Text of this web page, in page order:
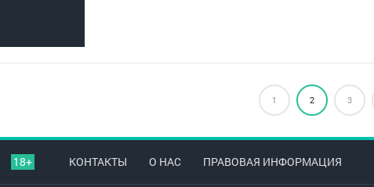
1 2 3
18+ КОНТАКТЫ О НАС ПРАВОВАЯ ИНФОРМАЦИЯ